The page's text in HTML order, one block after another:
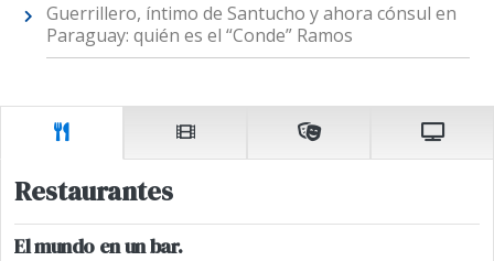
Guerrillero, íntimo de Santucho y ahora cónsul en
Paraguay: quién es el “Conde” Ramos
Restaurantes
El mundo en un bar.